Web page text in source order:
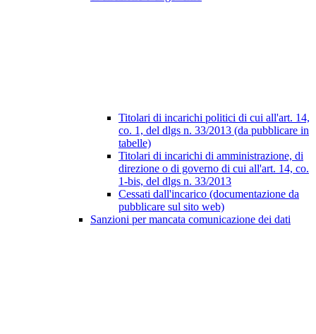
Titolari di incarichi politici di cui all'art. 14,
co. 1, del dlgs n. 33/2013 (da pubblicare in
tabelle)
Titolari di incarichi di amministrazione, di
direzione o di governo di cui all'art. 14, co.
1-bis, del dlgs n. 33/2013
Cessati dall'incarico (documentazione da
pubblicare sul sito web)
Sanzioni per mancata comunicazione dei dati